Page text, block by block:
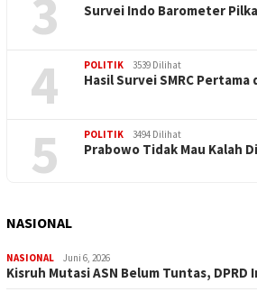
3 Survei Indo Barometer
4 POLITIK 3539 Dilihat
Hasil Survei SMRC
5 POLITIK 3494 Dilihat
Prabowo Tidak Mau Kalah
NASIONAL
NASIONAL Juni 6, 2026
Kisruh Mutasi ASN Belum Tuntas, DPRD